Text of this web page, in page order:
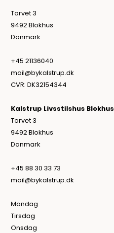
Torvet 3
9492 Blokhus
Danmark
+45 21136040
mail@bykalstrup.dk
CVR: DK32154344
Kalstrup Livsstilshus Blokhus
Torvet 3
9492 Blokhus
Danmark
+45 88 30 33 73
mail@bykalstrup.dk
Mandag
Tirsdag
Onsdag